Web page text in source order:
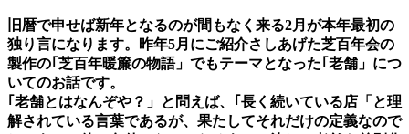
旧暦で申せば新年となるのが間もなく来る2月が本年最初の
独り言になります。昨年5月にご紹介さしあげた芝百年会の
製作の｢芝百年暖簾の物語」でもテーマとなった｢老舗」につ
いてのお話です。
｢老舗とはなんぞや？」と問えば、｢長く続いている店「と理
解されている言葉であるが、果たしてそれだけの定義なので